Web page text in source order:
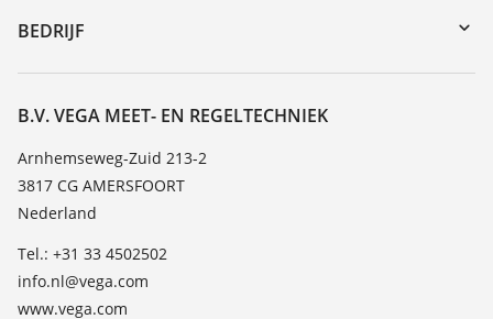
DTM Collection/PACTware
Seminars
TeamViewer
BEDRIJF
Vacature
Over VEGA
Contact
Nieuws
Persberichten
Blog
B.V. VEGA MEET- EN REGELTECHNIEK
Arnhemseweg-Zuid 213-2
3817 CG AMERSFOORT
Nederland
Tel.: +31 33 4502502
info.nl@vega.com
www.vega.com